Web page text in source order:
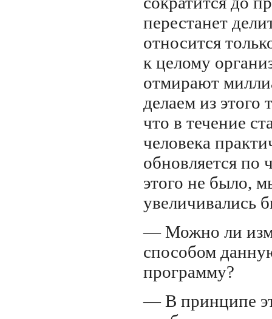
перестанет
относится
к целому
отмирают
делаем из этого
что в течение
человека
обновляется по
этого не было,
увеличивались
— Можно ли
способом
программу?
— В принципе